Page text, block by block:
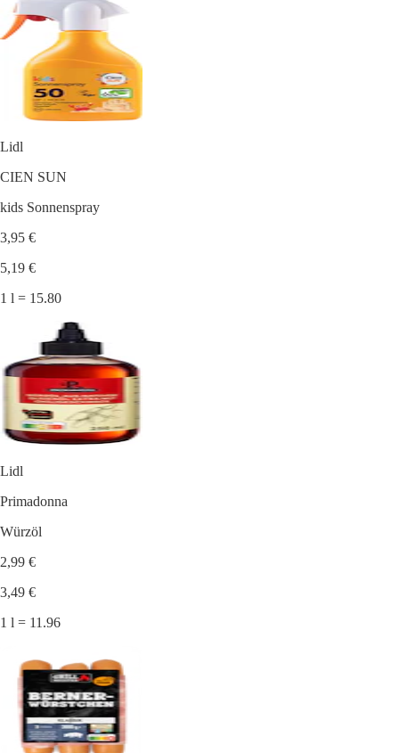
Lidl
CIEN SUN
kids Sonnenspray
3,95 €
5,19 €
1 l = 15.80
Lidl
Primadonna
Würzöl
2,99 €
3,49 €
1 l = 11.96